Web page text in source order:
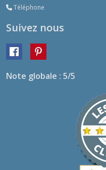
Téléphone
Suivez nous
Note globale : 5/5